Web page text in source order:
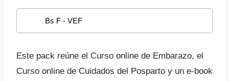
era:
269.741.593,70Bs
actual
es:
F.
Bs F - VEF
Este pack reúne el Curso online de Embarazo, el
Curso online de Cuidados del Posparto y un e-book